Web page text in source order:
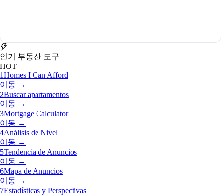
인기 부동산 도구
HOT
1Homes I Can Afford
이동 →
2Buscar apartamentos
이동 →
3Mortgage Calculator
이동 →
4Análisis de Nivel
이동 →
5Tendencia de Anuncios
이동 →
6Mapa de Anuncios
이동 →
7Estadísticas y Perspectivas